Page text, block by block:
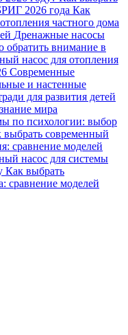
2026 года Как
частного дома
Дренажные насосы
обратить внимание в
насос для отопления
Современные
и настенные
для развития детей
мира
по психологии: выбор
выбрать современный
сравнение моделей
насос для системы
Как выбрать
сравнение моделей